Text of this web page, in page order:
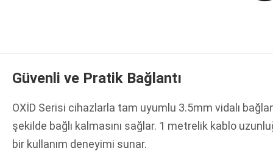
Güvenli ve Pratik Bağlantı
OXİD Serisi cihazlarla tam uyumlu 3.5mm vidalı
şekilde bağlı kalmasını sağlar. 1 metrelik kablo
bir kullanım deneyimi sunar.